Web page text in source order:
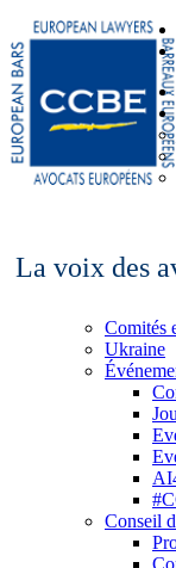
La voix des
Comités
Ukraine
Conseil